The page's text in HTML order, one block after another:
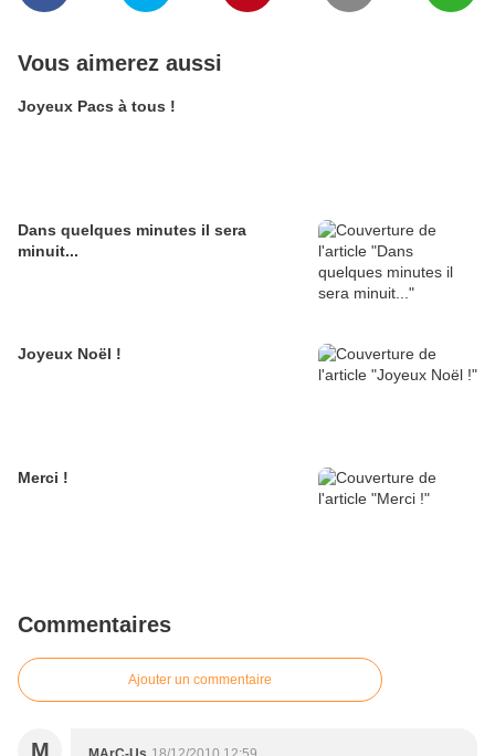
Vous aimerez aussi
Joyeux Pacs à tous !
Dans quelques minutes il sera
minuit...
Joyeux Noël !
Merci !
Commentaires
Ajouter un commentaire
M